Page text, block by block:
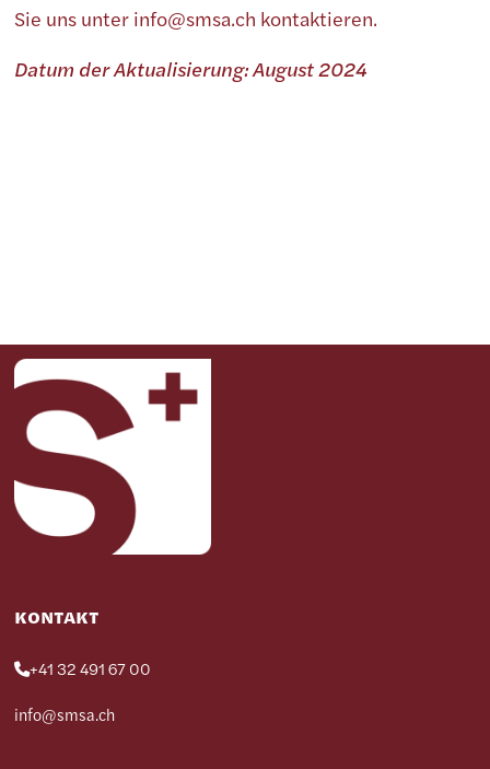
Sie uns unter info@smsa.ch kontaktieren.
Datum der Aktualisierung: August 2024
KONTAKT
+41 32 491 67 00
info@smsa.ch